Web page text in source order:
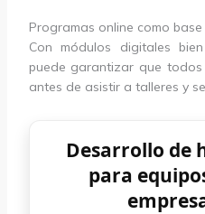
Programas online como
Con módulos digitales
puede garantizar que todos
antes de asistir a talleres y
Desarrollo de
para